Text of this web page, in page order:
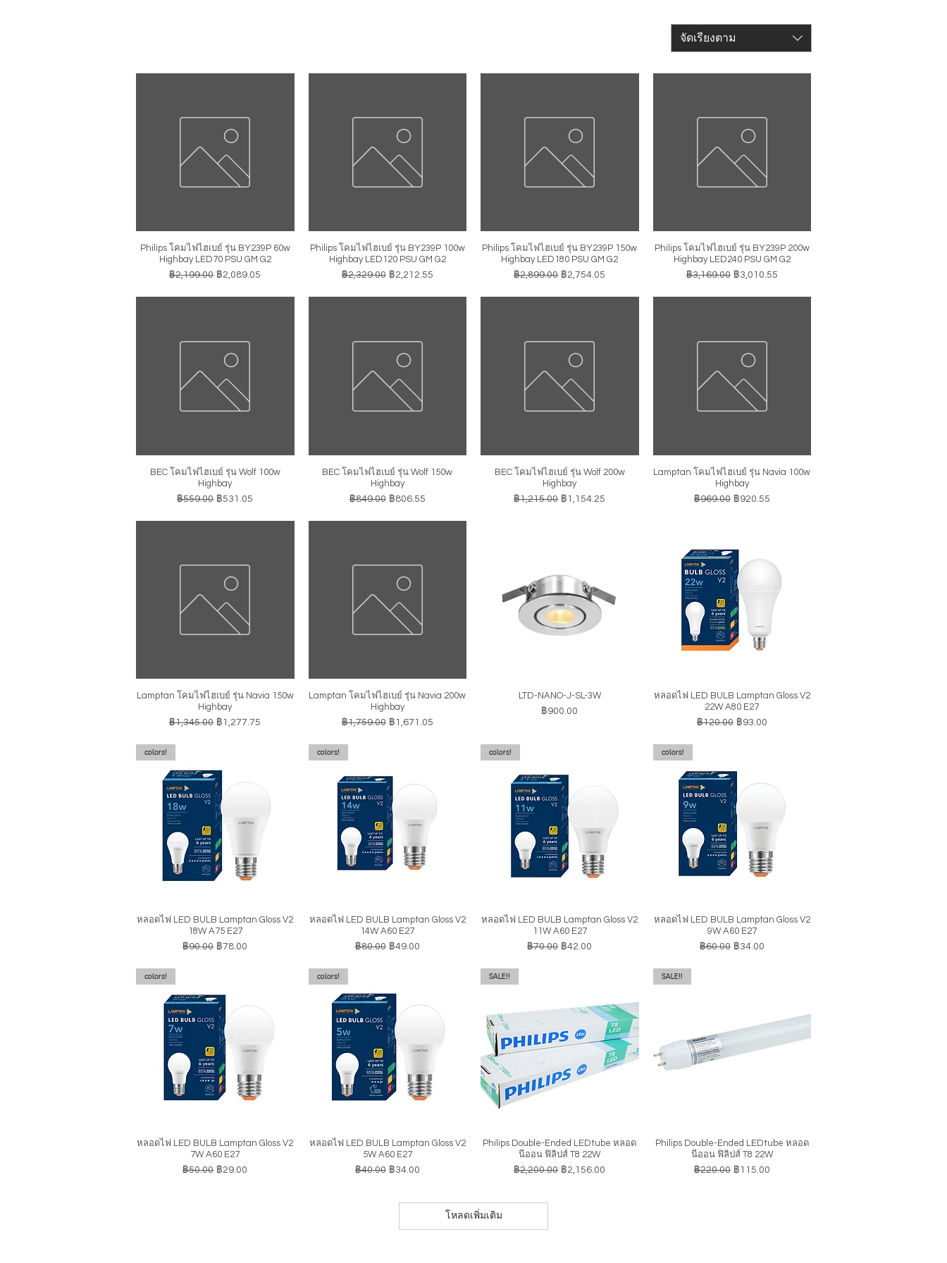
จัดเรียงตาม
ดูข้อมูลด่วน
Philips โคมไฟไฮเบย์ รุ่น BY239P 60w
Highbay LED70 PSU GM G2
ราคาปกติ
฿2,199.00 ราคาขายลด
฿2,089.05
ดูข้อมูลด่วน
Philips โคมไฟไฮเบย์ รุ่น BY239P 100w
Highbay LED120 PSU GM G2
ราคาปกติ
฿2,329.00 ราคาขายลด
฿2,212.55
ดูข้อมูลด่วน
Philips โคมไฟไฮเบย์ รุ่น BY239P 150w
Highbay LED180 PSU GM G2
ราคาปกติ
฿2,899.00 ราคาขายลด
฿2,754.05
ดูข้อมูลด่วน
Philips โคมไฟไฮเบย์ รุ่น BY239P 200w
Highbay LED240 PSU GM G2
ราคาปกติ
฿3,169.00 ราคาขายลด
฿3,010.55
ดูข้อมูลด่วน
BEC โคมไฟไฮเบย์ รุ่น Wolf 100w
Highbay
ราคาปกติ
฿559.00 ราคาขายลด
฿531.05
ดูข้อมูลด่วน
BEC โคมไฟไฮเบย์ รุ่น Wolf 150w
Highbay
ราคาปกติ
฿849.00 ราคาขายลด
฿806.55
ดูข้อมูลด่วน
BEC โคมไฟไฮเบย์ รุ่น Wolf 200w
Highbay
ราคาปกติ
฿1,215.00 ราคาขายลด
฿1,154.25
ดูข้อมูลด่วน
Lamptan โคมไฟไฮเบย์ รุ่น Navia 100w
Highbay
ราคาปกติ
฿969.00 ราคาขายลด
฿920.55
ดูข้อมูลด่วน
Lamptan โคมไฟไฮเบย์ รุ่น Navia 150w
Highbay
ราคาปกติ
฿1,345.00 ราคาขายลด
฿1,277.75
ดูข้อมูลด่วน
Lamptan โคมไฟไฮเบย์ รุ่น Navia 200w
Highbay
ราคาปกติ
฿1,759.00 ราคาขายลด
฿1,671.05
ดูข้อมูลด่วน
LTD-NANO-J-SL-3W
ราคา
฿900.00
ดูข้อมูลด่วน
หลอดไฟ LED BULB Lamptan Gloss V2
22W A80 E27
ราคาปกติ
฿120.00 ราคาขายลด
฿93.00
ดูข้อมูลด่วน
colors!
หลอดไฟ LED BULB Lamptan Gloss V2
18W A75 E27
ราคาปกติ
฿90.00 ราคาขายลด
฿78.00
ดูข้อมูลด่วน
colors!
หลอดไฟ LED BULB Lamptan Gloss V2
14W A60 E27
ราคาปกติ
฿80.00 ราคาขายลด
฿49.00
ดูข้อมูลด่วน
colors!
หลอดไฟ LED BULB Lamptan Gloss V2
11W A60 E27
ราคาปกติ
฿70.00 ราคาขายลด
฿42.00
ดูข้อมูลด่วน
colors!
หลอดไฟ LED BULB Lamptan Gloss V2
9W A60 E27
ราคาปกติ
฿60.00 ราคาขายลด
฿34.00
ดูข้อมูลด่วน
colors!
หลอดไฟ LED BULB Lamptan Gloss V2
7W A60 E27
ราคาปกติ
฿50.00 ราคาขายลด
฿29.00
ดูข้อมูลด่วน
colors!
หลอดไฟ LED BULB Lamptan Gloss V2
5W A60 E27
ราคาปกติ
฿40.00 ราคาขายลด
฿34.00
ดูข้อมูลด่วน
SALE!!
Philips Double-Ended LEDtube หลอด
นีออน ฟิลิปส์ T8 22W
ราคาปกติ
฿2,200.00 ราคาขายลด
฿2,156.00
ดูข้อมูลด่วน
SALE!!
Philips Double-Ended LEDtube หลอด
นีออน ฟิลิปส์ T8 22W
ราคาปกติ
฿220.00 ราคาขายลด
฿115.00
โหลดเพิ่มเติม